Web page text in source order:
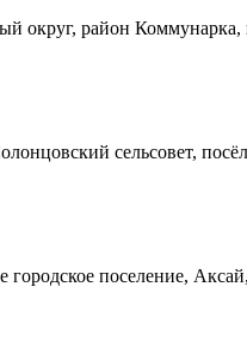
округ, район
сельсовет,
поселение,